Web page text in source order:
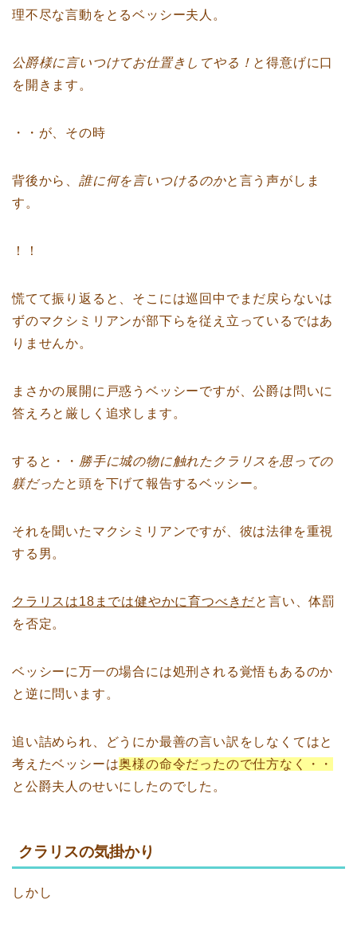
理不尽な言動をとるベッシー夫人。
公爵様に言いつけてお仕置きしてやる！ と得意げに口
を開きます。
・・が、その時
背後から、 誰に何を言いつけるのかと言う声がしま
す。
！！
慌てて振り返ると、そこには巡回中でまだ戻らないは
ずのマクシミリアンが部下らを従え立っているではあ
りませんか。
まさかの展開に戸惑うベッシーですが、公爵は問いに
答えろと厳しく追求します。
すると・・ 勝手に城の物に触れたクラリスを思っての
躾だったと頭を下げて報告するベッシー。
それを聞いたマクシミリアンですが、彼は法律を重視
する男。
クラリスは18までは健やかに育つべきだと言い、体罰
を否定。
ベッシーに万一の場合には処刑される覚悟もあるのか
と逆に問います。
追い詰められ、どうにか最善の言い訳をしなくてはと
考えたベッシーは奥様の命令だったので仕方なく・・
と公爵夫人のせいにしたのでした。
クラリスの気掛かり
しかし